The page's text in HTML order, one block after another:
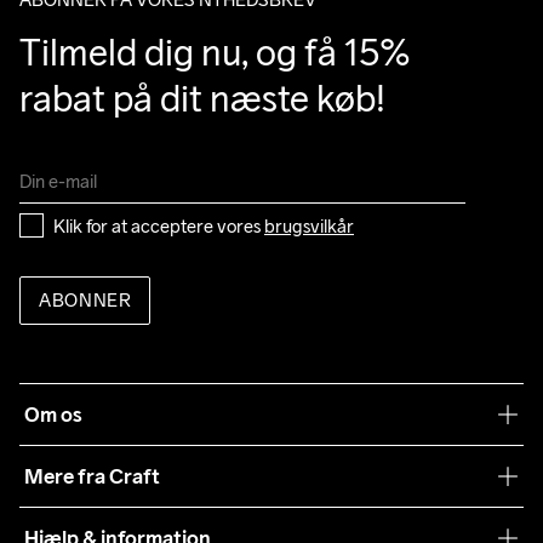
Tilmeld dig nu, og få 15%
rabat på dit næste køb!
Klik for at acceptere vores brugsvilkår
ABONNER
Om os
Mere fra Craft